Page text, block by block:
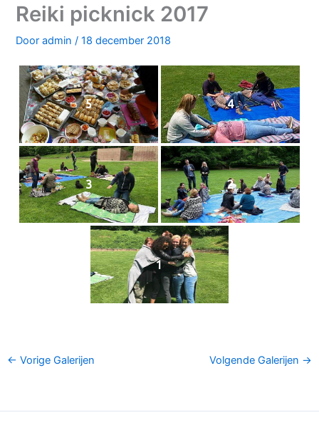
Reiki picknick 2017
Dooradmin/18 december 2018
5 4
3 2
1
← Vorige Galerijen Volgende Galerijen →